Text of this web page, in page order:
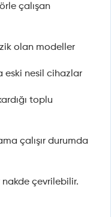
çalışan
olan modeller
eski nesil cihazlar
toplu
çalışır durumda
çevrilebilir.